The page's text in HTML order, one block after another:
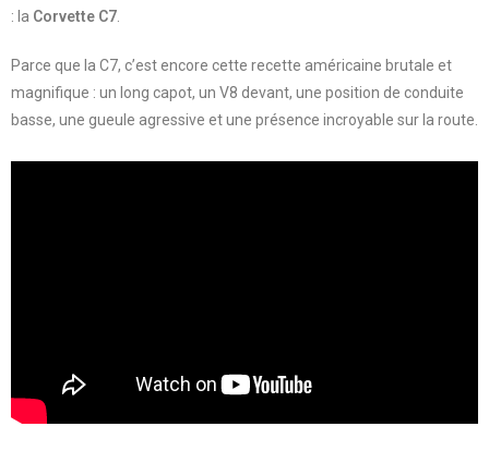
: la Corvette C7
Parce que la C7, c’est encore cette recette américaine brutale et
magnifique : un long capot, un V8 devant, une position de conduite
basse, une gueule agressive et une présence incroyable sur la route.